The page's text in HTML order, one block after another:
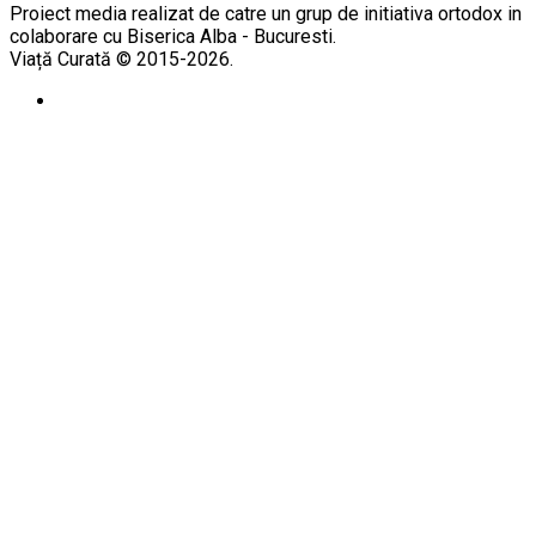
Proiect media realizat de catre un grup de initiativa ortodox in
colaborare cu Biserica Alba - Bucuresti.
Viață Curată © 2015-2026.